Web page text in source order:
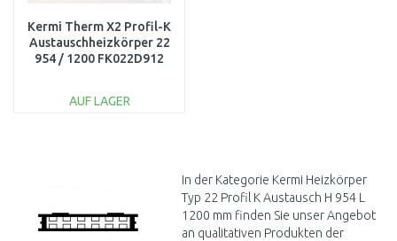
Kermi Therm X2 Profil-K
Austauschheizkörper 22
954 / 1200 FK022D912
AUF LAGER
In der Kategorie Kermi Heizkörper
Typ 22 Profil K Austausch H 954 L
1200 mm finden Sie unser Angebot
an qualitativen Produkten der